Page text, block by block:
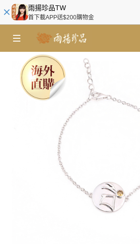
雨揚珍品TW
首下載APP送$200購物金